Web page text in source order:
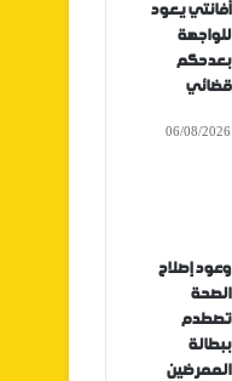
أفانتي يعود
للواجهة
بعدحكم
قضائي
06/08/2026
وعود إصلاح
الصحة
تصطدم
ببطالة
الممرضين